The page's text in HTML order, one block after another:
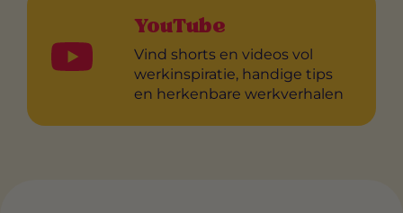
YouTube
Vind shorts en videos vol
werkinspiratie, handige tips
en herkenbare werkverhalen